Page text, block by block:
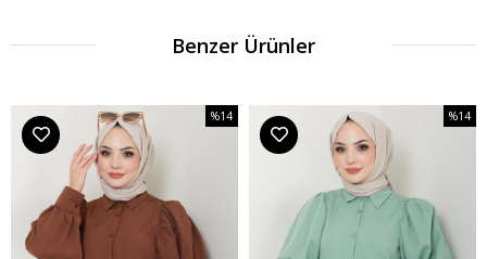
Benzer Ürünler
%14
%14